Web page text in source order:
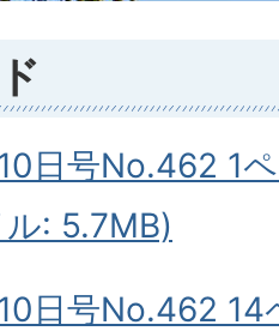
日号No.462 1
: 5.7MB)
日号No.462